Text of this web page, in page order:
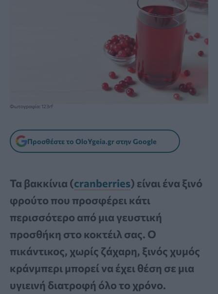
Φωτογραφία: 123rf
Προσθέστε το OloYgeia.gr στην Google
Τα βακκίνια (cranberries) είναι ένα ξινό
φρούτο που προσφέρει κάτι
περισσότερο από μια γευστική
προσθήκη στο κοκτέιλ σας. Ο
πικάντικος, χωρίς ζάχαρη, ξινός χυμός
κράνμπερι μπορεί να έχει θέση σε μια
υγιεινή διατροφή όλο το χρόνο.